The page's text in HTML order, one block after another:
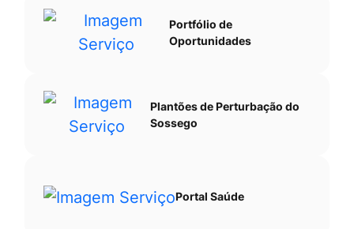
Portfólio de
Oportunidades
Plantões de Perturbação do
Sossego
Portal Saúde